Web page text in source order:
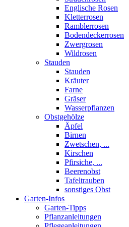
Englische Rosen
Kletterrosen
Ramblerrosen
Bodendeckerrosen
Zwergrosen
Wildrosen
Stauden
Stauden
Kräuter
Farne
Gräser
Wasserpflanzen
Obstgehölze
Äpfel
Birnen
Zwetschen, ...
Kirschen
Pfirsiche, ...
Beerenobst
Tafeltrauben
sonstiges Obst
Garten-Infos
Garten-Tipps
Pflanzanleitungen